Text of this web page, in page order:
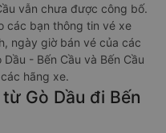
vẫn chưa được công bố.
các bạn thông tin vé xe
ngày giờ bán vé của các
- Bến Cầu và Bến Cầu
hãng xe.
Gò Dầu đi Bến